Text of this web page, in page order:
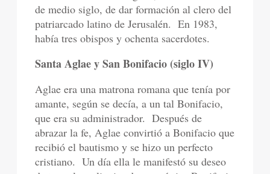
de medio siglo, de dar formación al clero del
patriarcado latino de Jerusalén. En 1983,
había tres obispos y ochenta sacerdotes.
Santa Aglae y San Bonifacio (siglo IV)
Aglae era una matrona romana que tenía por
amante, según se decía, a un tal Bonifacio,
que era su administrador. Después de
abrazar la fe, Aglae convirtió a Bonifacio que
recibió el bautismo y se hizo un perfecto
cristiano. Un día ella le manifestó su deseo